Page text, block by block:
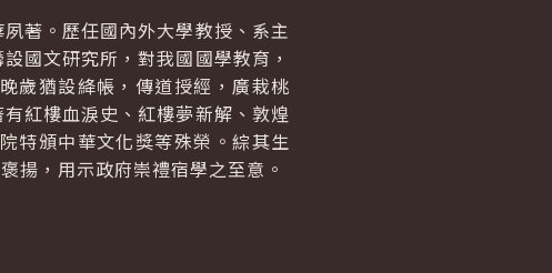
著。歷任國內外大學教授、系主
國文研究所，對我國國學教育，
歲猶設絳帳，傳道授經，廣栽桃
紅樓血淚史、紅樓夢新解、敦煌
特頒中華文化獎等殊榮。綜其生
揚，用示政府崇禮宿學之至意。